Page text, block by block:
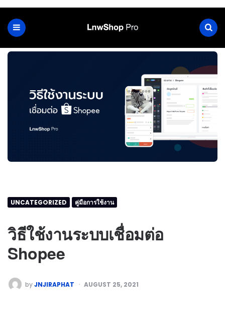
UNCATEGORIZED คู่มือการใช้งาน
วิธีใช้งานระบบเชื่อมต่อ
Shopee
by JNJIRAPHAT AUGUST 25, 2021